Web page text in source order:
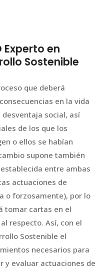
Experto en
Sostenible
que deberá
en la vida
social, así
de los que los
o ellos se habían
supone también
entre ambas
actuaciones de
o forzosamente), por lo
tomar cartas en el
respecto. Así, con el
Sostenible el
necesarios para
y evaluar actuaciones de